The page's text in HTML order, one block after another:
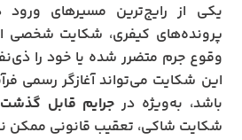
یکی از رایج‌ترین مسیرهای ورود
پرونده‌های کیفری، شکایت شخصی
وقوع جرم متضرر شده یا خود را
این شکایت می‌تواند آغازگر رسمی
باشد، به‌ویژه در جرایم قابل گذشت
شکایت شاکی، تعقیب قانونی ممکن